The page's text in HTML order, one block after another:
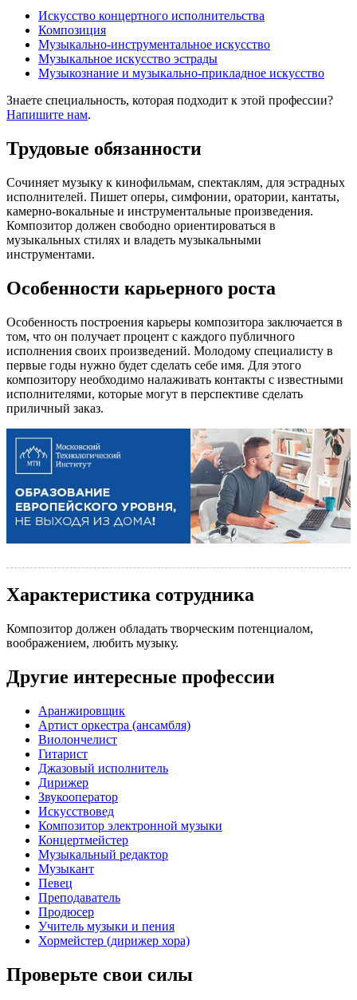
Искусство концертного исполнительства
Композиция
Музыкально-инструментальное искусство
Музыкальное искусство эстрады
Музыкознание и музыкально-прикладное искусство
Знаете специальность, которая подходит к этой профессии?
Напишите нам.
Трудовые обязанности
Сочиняет музыку к кинофильмам, спектаклям, для эстрадных
исполнителей. Пишет оперы, симфонии, оратории, кантаты,
камерно-вокальные и инструментальные произведения.
Композитор должен свободно ориентироваться в
музыкальных стилях и владеть музыкальными
инструментами.
Особенности карьерного роста
Особенность построения карьеры композитора заключается в
том, что он получает процент с каждого публичного
исполнения своих произведений. Молодому специалисту в
первые годы нужно будет сделать себе имя. Для этого
композитору необходимо налаживать контакты с известными
исполнителями, которые могут в перспективе сделать
приличный заказ.
Характеристика сотрудника
Композитор должен обладать творческим потенциалом,
воображением, любить музыку.
Другие интересные профессии
Аранжировщик
Артист оркестра (ансамбля)
Виолончелист
Гитарист
Джазовый исполнитель
Дирижер
Звукооператор
Искусствовед
Композитор электронной музыки
Концертмейстер
Музыкальный редактор
Музыкант
Певец
Преподаватель
Продюсер
Учитель музыки и пения
Хормейстер (дирижер хора)
Проверьте свои силы